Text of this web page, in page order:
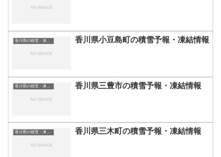
香川県小豆島町の積雪予報・凍結情報
香川県の積雪・凍結情報 香川県三豊市の積雪予報・凍結情報
香川県の積雪・凍結情報 香川県三木町の積雪予報・凍結情報